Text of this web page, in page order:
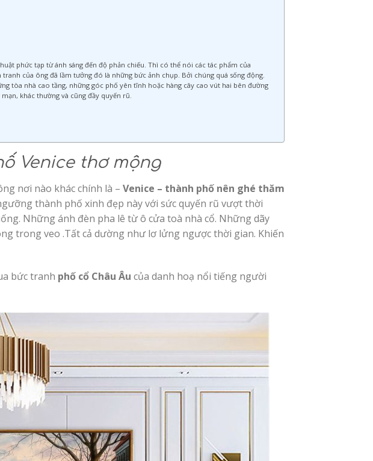
phức tạp từ ánh sáng đến độ phản chiếu. Thì có thể nói các tác phẩm của
của ông đã lầm tưởng đó là những bức ảnh chụp. Bởi chúng quá sống động.
tòa nhà cao tầng, những góc phố yên tĩnh hoặc hàng cây cao vút hai bên đường
khác thường và cũng đầy quyến rũ.
Venice thơ mộng
nơi nào khác chính là – Venice – thành phố nên ghé thăm
thành phố xinh đẹp này với sức quyến rũ vượt thời
Những ánh đèn pha lê từ ô cửa toà nhà cổ. Những dãy
trong veo .Tất cả dường như lơ lửng ngược thời gian. Khiến
bức tranh phố cổ Châu Âu của danh hoạ nổi tiếng người